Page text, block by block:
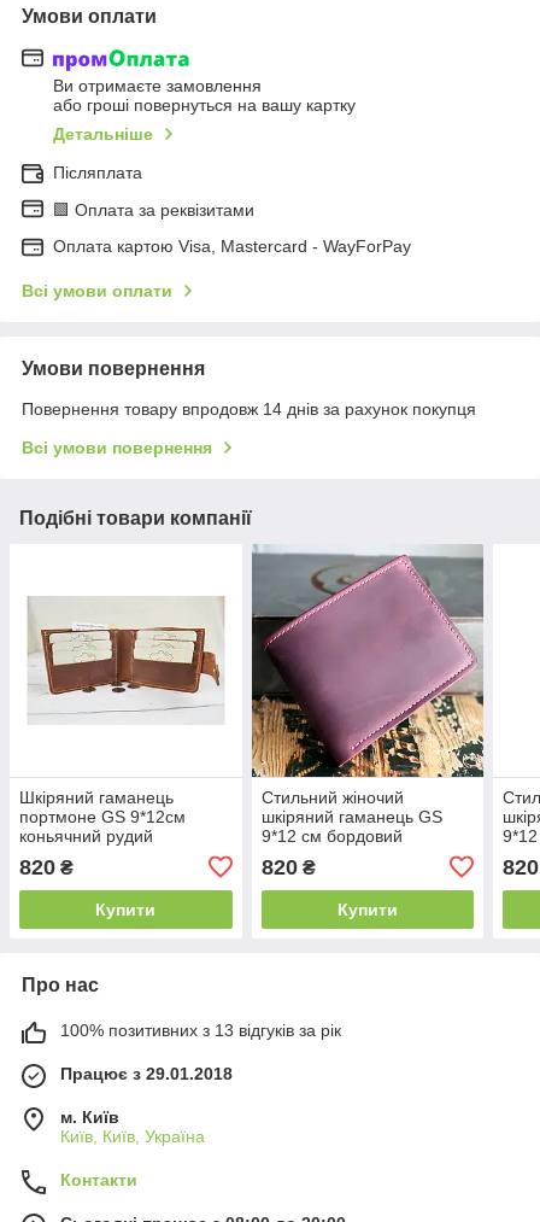
Умови оплати
Ви отримаєте замовлення
або гроші повернуться на вашу картку
Детальніше
Післяплата
🟩 Оплата за реквізитами
Оплата картою Visa, Mastercard - WayForPay
Всі умови оплати
Умови повернення
Повернення товару впродовж 14 днів за рахунок покупця
Всі умови повернення
Подібні товари компанії
Шкіряний гаманець
портмоне GS 9*12см
коньячний рудий
820 ₴
Купити
Стильний жіночий
шкіряний гаманець GS
9*12 см бордовий
820₴
Купити
820
Про нас
100% позитивних з 13 відгуків за рік
Працює з 29.01.2018
м. Київ
Київ, Київ, Україна
Контакти